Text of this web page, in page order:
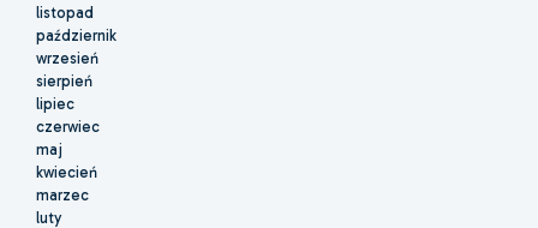
listopad
październik
wrzesień
sierpień
lipiec
czerwiec
maj
kwiecień
marzec
luty